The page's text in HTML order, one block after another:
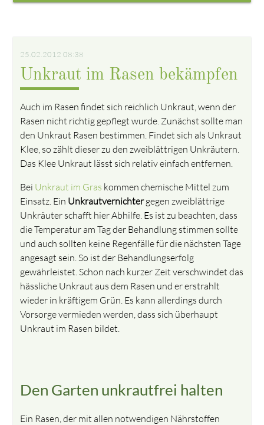
25.02.2012 08:38
Unkraut im Rasen bekämpfen
Auch im Rasen findet sich reichlich Unkraut, wenn der
Rasen nicht richtig gepflegt wurde. Zunächst sollte man
den Unkraut Rasen bestimmen. Findet sich als Unkraut
Klee, so zählt dieser zu den zweiblättrigen Unkräutern.
Das Klee Unkraut lässt sich relativ einfach entfernen.
Bei Unkraut im Gras kommen chemische Mittel zum
Einsatz. Ein Unkrautvernichtergegen zweiblättrige
Unkräuter schafft hier Abhilfe. Es ist zu beachten, dass
die Temperatur am Tag der Behandlung stimmen sollte
und auch sollten keine Regenfälle für die nächsten Tage
angesagt sein. So ist der Behandlungserfolg
gewährleistet. Schon nach kurzer Zeit verschwindet das
hässliche Unkraut aus dem Rasen und er erstrahlt
wieder in kräftigem Grün. Es kann allerdings durch
Vorsorge vermieden werden, dass sich überhaupt
Unkraut im Rasen bildet.
Den Garten unkrautfrei halten
Ein Rasen, der mit allen notwendigen Nährstoffen